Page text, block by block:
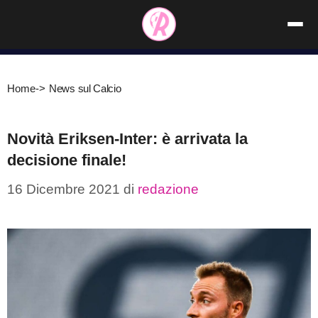
contenuto
Home-> News sul Calcio
Novità Eriksen-Inter: è arrivata la
decisione finale!
16 Dicembre 2021 di redazione